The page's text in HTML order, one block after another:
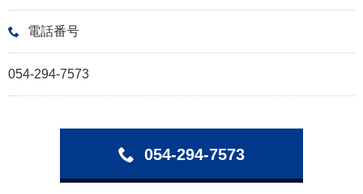
電話番号
054-294-7573
054-294-7573